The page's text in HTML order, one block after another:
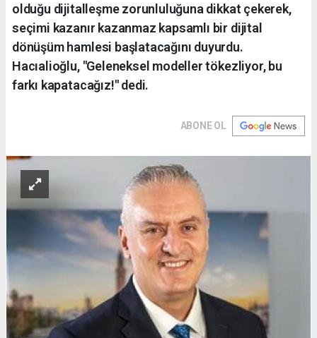
olduğu dijitalleşme zorunluluğuna dikkat çekerek,
seçimi kazanır kazanmaz kapsamlı bir dijital
dönüşüm hamlesi başlatacağını duyurdu.
Hacıalioğlu, "Geleneksel modeller tökezliyor, bu
farkı kapatacağız!" dedi.
ABONE OL